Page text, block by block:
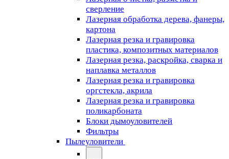
сверление
Лазерная обработка дерева, фанеры,
картона
Лазерная резка и гравировка
пластика, композитных материалов
Лазерная резка, раскройка, сварка и
наплавка металлов
Лазерная резка и гравировка
оргстекла, акрила
Лазерная резка и гравировка
поликарбоната
Блоки дымоуловителей
Фильтры
Пылеуловители